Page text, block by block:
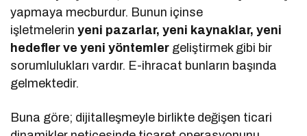
yapmaya mecburdur. Bunun içinse
işletmelerinyeni pazarlar, yeni kaynaklar, yeni
hedefler ve yeni yöntemler geliştirmek gibi bir
sorumlulukları vardır. E-ihracat bunların başında
gelmektedir.
Buna göre; dijitalleşmeyle birlikte değişen ticari